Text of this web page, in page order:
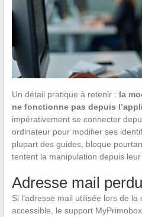
Un détail pratique à retenir : la
ne fonctionne pas depuis
impérativement se connecter
ordinateur pour modifier ses
plupart des guides, bloque
tentent la manipulation depuis
Adresse mail
Si l’adresse mail utilisée lors de
accessible, le support